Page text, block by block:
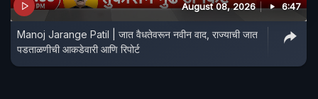
August 08, 2026 6:47
Manoj Jarange Patil | जात वैधतेवरून नवीन वाद, राज्याची जात
पडताळणीची आकडेवारी आणि रिपोर्ट